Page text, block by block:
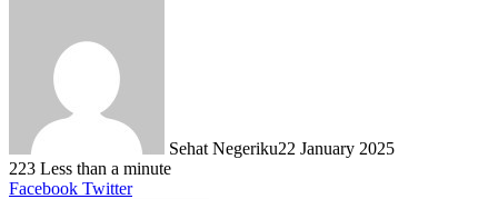
Sehat Negeriku22 January 2025
223 Less than a minute
Facebook TwitterLinkedIn
Tumblr
Pinterest
Reddit
VKontakte
Share
Print